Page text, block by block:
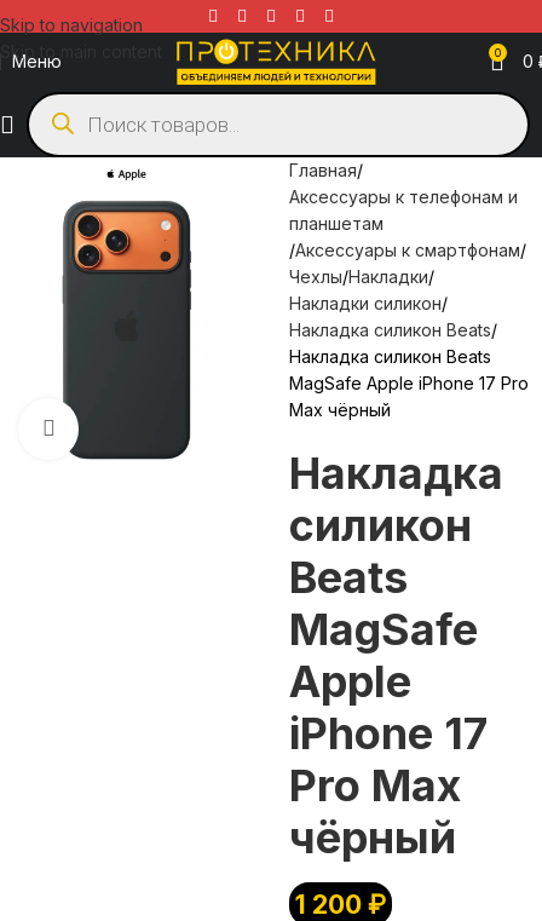
Skip to navigation
Skip to main content
Меню 0 0
Главная
Аксессуары к телефонам и
планшетам
Аксессуары к смартфонам
Чехлы Накладки
Накладки силикон
Накладка силикон Beats
Накладка силикон Beats
MagSafe Apple iPhone 17 Pro
Max чёрный
Накладка
силикон
Beats
MagSafe
Apple
iPhone 17
Pro Max
чёрный
1 200₽